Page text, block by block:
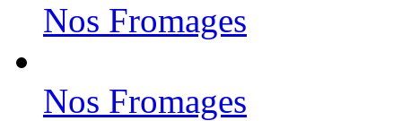
Nos Fromages
Nos Fromages